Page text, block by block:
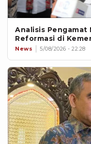
Analisis Pengamat
Reformasi di
News 5/08/2026 - 22:28